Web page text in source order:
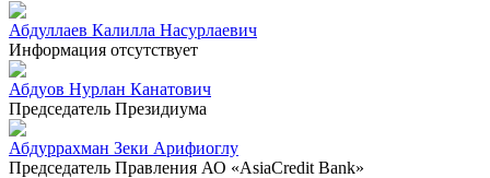
Абдуллаев Калилла Насурлаевич
Информация отсутствует
Абдуов Нурлан Канатович
Председатель Президиума
Абдуррахман Зеки Арифиоглу
Председатель Правления АО «AsiaCredit Bank»